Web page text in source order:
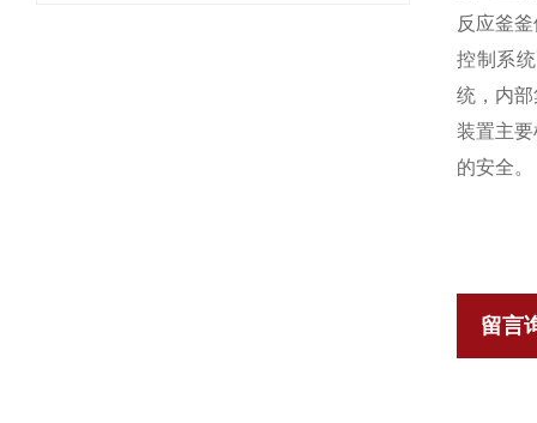
反应釜
控制系
统，内
装置主
的安全。
留言